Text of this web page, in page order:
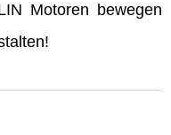
Motoren bewegen